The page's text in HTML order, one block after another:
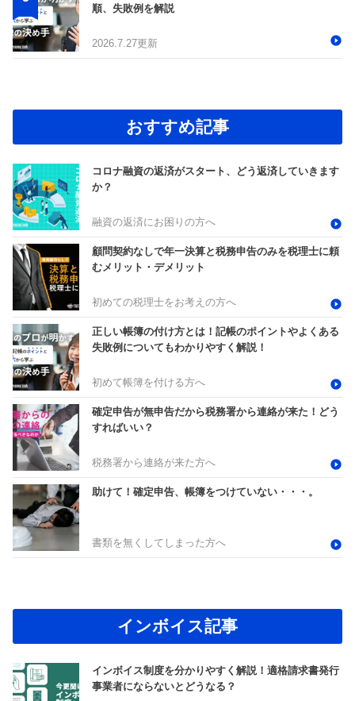
順、失敗例を解説
2026.7.27更新
おすすめ記事
コロナ融資の返済がスタート、どう返済していきます
か？
融資の返済にお困りの方へ
顧問契約なしで年一決算と税務申告のみを税理士に頼
むメリット・デメリット
初めての税理士をお考えの方へ
正しい帳簿の付け方とは！記帳のポイントやよくある
失敗例についてもわかりやすく解説！
初めて帳簿を付ける方へ
確定申告が無申告だから税務署から連絡が来た！どう
すればいい？
税務署から連絡が来た方へ
助けて！確定申告、帳簿をつけていない・・・。
書類を無くしてしまった方へ
インボイス記事
インボイス制度を分かりやすく解説！適格請求書発行
事業者にならないとどうなる？